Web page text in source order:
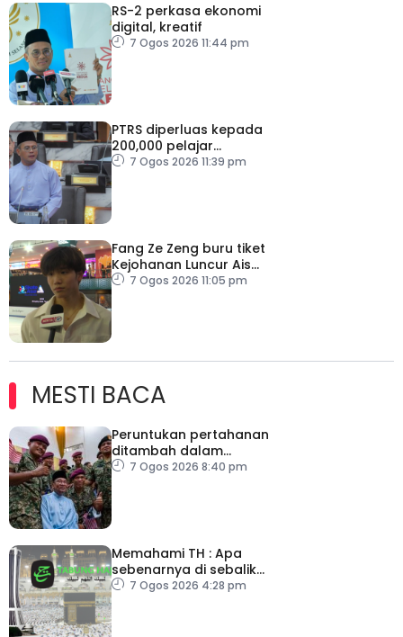
RS-2 perkasa ekonomi
digital, kreatif
7 Ogos 2026 11:44 pm
PTRS diperluas kepada
200,000 pelajar
menjelang 2030
7 Ogos 2026 11:39 pm
Fang Ze Zeng buru tiket
Kejohanan Luncur Ais
Dunia 2027
7 Ogos 2026 11:05 pm
MESTI BACA
Peruntukan pertahanan
ditambah dalam
Belanjawan 2027
7 Ogos 2026 8:40 pm
Memahami TH : Apa
sebenarnya di sebalik
angka
7 Ogos 2026 4:28 pm